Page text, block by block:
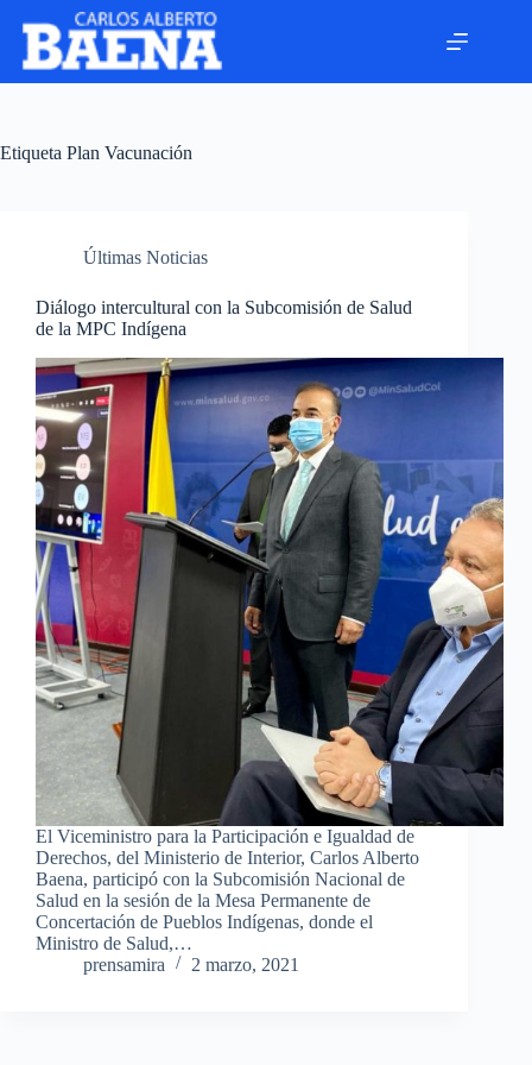
Etiqueta Plan Vacunación
Últimas Noticias
Diálogo intercultural con la Subcomisión de Salud
de la MPC Indígena
El Viceministro para la Participación e Igualdad de
Derechos, del Ministerio de Interior, Carlos Alberto
Baena, participó con la Subcomisión Nacional de
Salud en la sesión de la Mesa Permanente de
Concertación de Pueblos Indígenas, donde el
Ministro de Salud,…
prensamira
2 marzo, 2021